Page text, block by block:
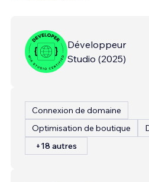
Développeur
Studio (2025)
Connexion de domaine
Optimisation de boutique
+18 autres